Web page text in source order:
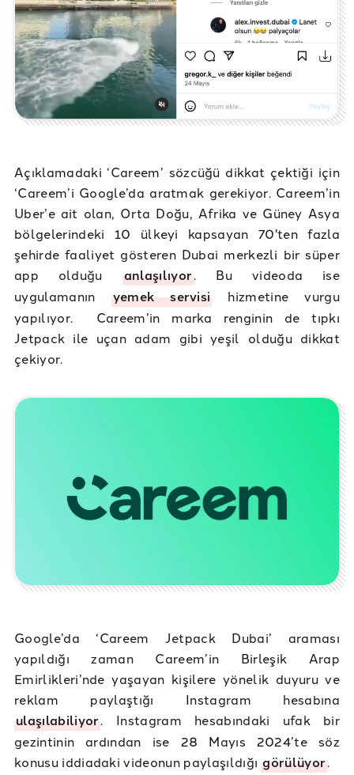
Açıklamadaki ‘Careem’ sözcüğü dikkat çektiği için
‘Careem’i Google’da aratmak gerekiyor. Careem’in
Uber’e ait olan, Orta Doğu, Afrika ve Güney Asya
bölgelerindeki 10 ülkeyi kapsayan 70'ten fazla
şehirde faaliyet gösteren Dubai merkezli bir süper
app olduğu anlaşılıyor. Bu videoda ise
uygulamanın yemek servisi hizmetine vurgu
yapılıyor. Careem’in marka renginin de tıpkı
Jetpack ile uçan adam gibi yeşil olduğu dikkat
çekiyor.
Google’da ‘Careem Jetpack Dubai’ araması
yapıldığı zaman Careem’in Birleşik Arap
Emirlikleri’nde yaşayan kişilere yönelik duyuru ve
reklam paylaştığı Instagram hesabına
ulaşılabiliyor. Instagram hesabındaki ufak bir
gezintinin ardından ise 28 Mayıs 2024’te söz
konusu iddiadaki videonun paylaşıldığıgörülüyor.